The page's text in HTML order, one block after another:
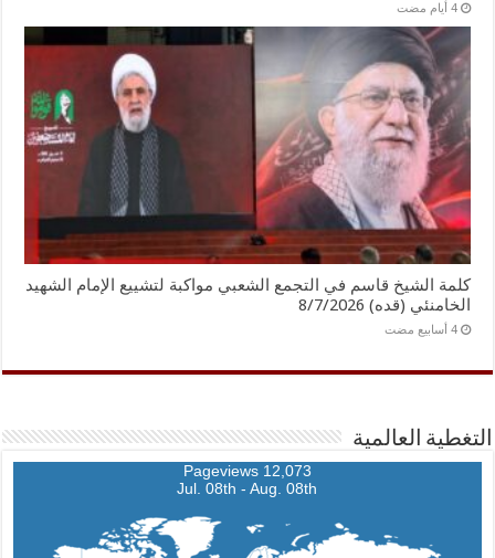
‏4 أيام مضت
كلمة الشيخ قاسم في التجمع الشعبي مواكبة لتشييع الإمام الشهيد
الخامنئي (قده) 8/7/2026
‏4 أسابيع مضت
التغطية العالمية
12,073 Pageviews
Jul. 08th - Aug. 08th